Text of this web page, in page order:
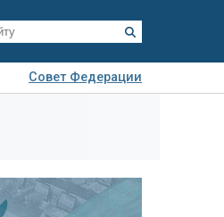
Совет Федерации